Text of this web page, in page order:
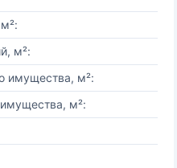
м²:
имущества, м²:
м²: